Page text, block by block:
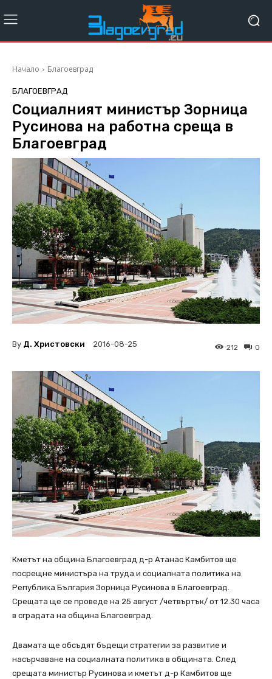
Начало Благоевград
БЛАГОЕВГРАД
Социалният министър Зорница
Русинова на работна среща в
Благоевград
By Д. Христовски 2016-08-25 0
212
Кметът на община Благоевград д-р Атанас Камбитов ще
посрещне министъра на труда и социалната политика на
Република България Зорница Русинова в Благоевград.
Срещата ще се проведе на 25 август /четвъртък/ от 12.30 часа
в сградата на община Благоевград.
Двамата ще обсъдят бъдещи стратегии за развитие и
насърчаване на социалната политика в общината. След
срещата министър Русинова и кметът д-р Камбитов ще